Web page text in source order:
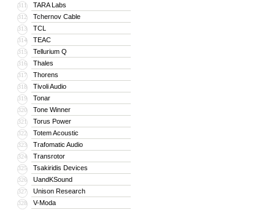
311 TARA Labs
312 Tchernov Cable
313 TCL
314 TEAC
315 Tellurium Q
316 Thales
317 Thorens
318 Tivoli Audio
319 Tonar
320 Tone Winner
321 Torus Power
322 Totem Acoustic
323 Trafomatic Audio
324 Transrotor
325 Tsakiridis Devices
326 UandKSound
327 Unison Research
328 V-Moda